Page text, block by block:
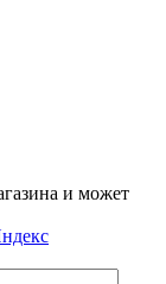
и может